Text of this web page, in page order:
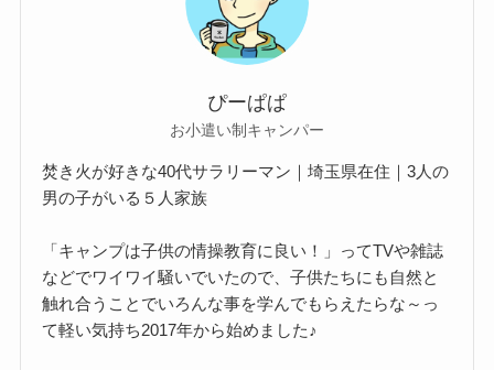
ぴーぱぱ
お小遣い制キャンパー
焚き火が好きな40代サラリーマン｜埼玉県在住｜3人の
男の子がいる５人家族
「キャンプは子供の情操教育に良い！」ってTVや雑誌
などでワイワイ騒いでいたので、子供たちにも自然と
触れ合うことでいろんな事を学んでもらえたらな～っ
て軽い気持ち2017年から始めました♪